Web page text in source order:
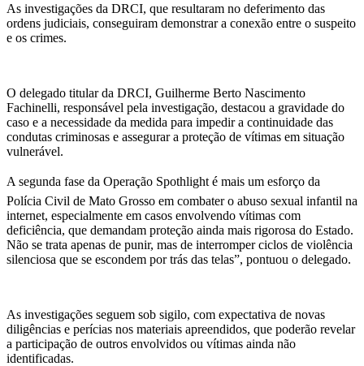
As investigações da DRCI, que resultaram no deferimento das
ordens judiciais, conseguiram demonstrar a conexão entre o suspeito
e os crimes.
O delegado titular da DRCI, Guilherme Berto Nascimento
Fachinelli, responsável pela investigação, destacou a gravidade do
caso e a necessidade da medida para impedir a continuidade das
condutas criminosas e assegurar a proteção de vítimas em situação
vulnerável.
A segunda fase da Operação Spothlight é mais um esforço da
Polícia Civil de Mato Grosso em combater o abuso sexual infantil na
internet, especialmente em casos envolvendo vítimas com
deficiência, que demandam proteção ainda mais rigorosa do Estado.
Não se trata apenas de punir, mas de interromper ciclos de violência
silenciosa que se escondem por trás das telas”, pontuou o delegado.
As investigações seguem sob sigilo, com expectativa de novas
diligências e perícias nos materiais apreendidos, que poderão revelar
a participação de outros envolvidos ou vítimas ainda não
identificadas.